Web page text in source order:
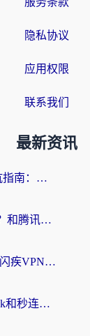
隐私协议
应用权限
联系我们
最新资讯
海外党连中国VPN避坑指南：如何选到真正能无缝刷国内资源的加速器？
快帆TV版VPN好用吗？和腾讯VPN对比哪个回国效果更好？海外党必看的真实体验指南
Malus VPN好用吗？和闪疾VPN对比哪个回国效果更好？海外华人的实用避坑指南
海外党必看：Quickback和秒连好用吗？3步选对回国加速器，无缝刷国内资源